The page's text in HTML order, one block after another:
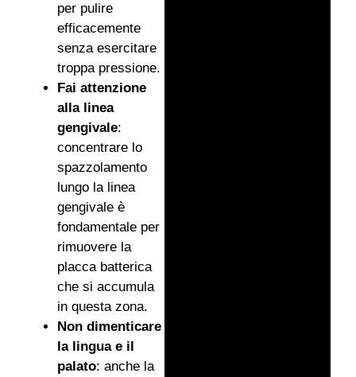
per pulire
efficacemente
senza esercitare
troppa pressione.
Fai attenzione
alla linea
gengivale:
concentrare lo
spazzolamento
lungo la linea
gengivale è
fondamentale per
rimuovere la
placca batterica
che si accumula
in questa zona.
Non dimenticare
la lingua e il
palato: anche la